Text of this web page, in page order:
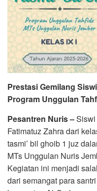
Prestasi Gemilang
Program Unggulan
Pesantren Nuris –Siswi
Fatimatuz Zahra dari
tasmi’ bil ghoib 1 juz
MTs Unggulan Nuris
Kegiatan ini menjadi
dari semangat para